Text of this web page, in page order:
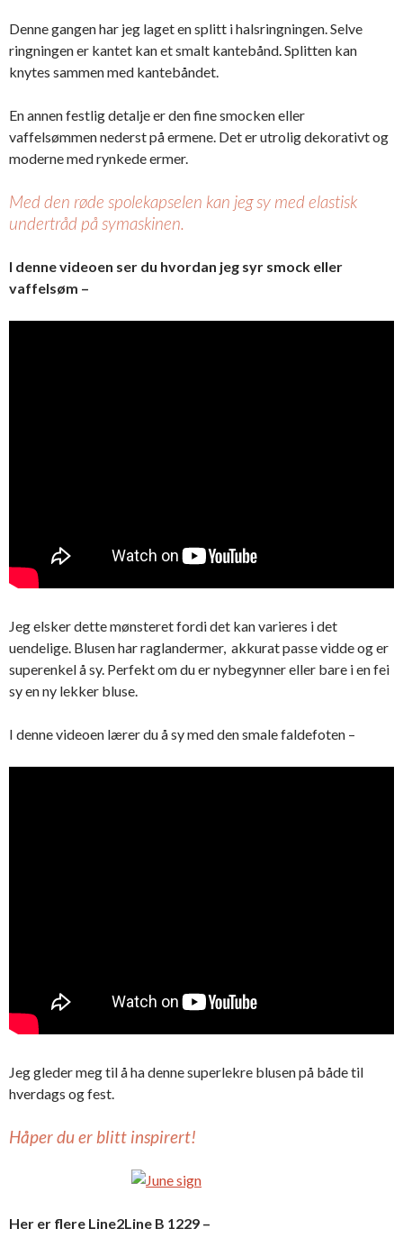
Denne gangen har jeg laget en splitt i halsringningen. Selve
ringningen er kantet kan et smalt kantebånd. Splitten kan
knytes sammen med kantebåndet.
En annen festlig detalje er den fine smocken eller
vaffelsømmen nederst på ermene. Det er utrolig dekorativt og
moderne med rynkede ermer.
Med den røde spolekapselen kan jeg sy med elastisk
undertråd på symaskinen.
I denne videoen ser du hvordan jeg syr smock eller
vaffelsøm –
Jeg elsker dette mønsteret fordi det kan varieres i det
uendelige. Blusen har raglandermer, akkurat passe vidde og er
superenkel å sy. Perfekt om du er nybegynner eller bare i en fei
sy en ny lekker bluse.
I denne videoen lærer du å sy med den smale faldefoten –
Jeg gleder meg til å ha denne superlekre blusen på både til
hverdags og fest.
Håper du er blitt inspirert!
Her er flere Line2Line B 1229 –